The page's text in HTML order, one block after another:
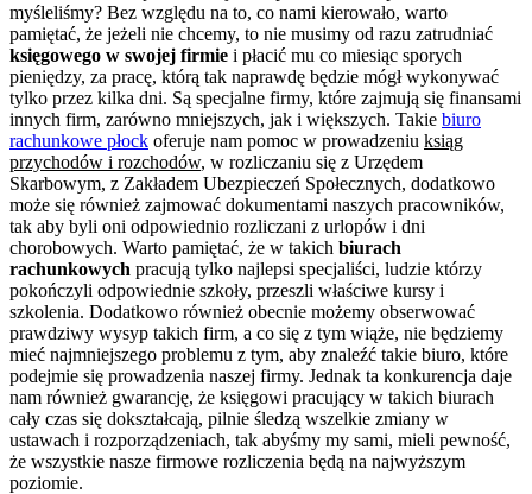
myśleliśmy? Bez względu na to, co nami kierowało, warto
pamiętać, że jeżeli nie chcemy, to nie musimy od razu zatrudniać
księgowego w swojej firmie i płacić mu co miesiąc sporych
pieniędzy, za pracę, którą tak naprawdę będzie mógł wykonywać
tylko przez kilka dni. Są specjalne firmy, które zajmują się finansami
innych firm, zarówno mniejszych, jak i większych. Takie biuro
rachunkowe płock oferuje nam pomoc w prowadzeniu ksiąg
przychodów i rozchodów, w rozliczaniu się z Urzędem
Skarbowym, z Zakładem Ubezpieczeń Społecznych, dodatkowo
może się również zajmować dokumentami naszych pracowników,
tak aby byli oni odpowiednio rozliczani z urlopów i dni
chorobowych. Warto pamiętać, że w takich biurach
rachunkowych pracują tylko najlepsi specjaliści, ludzie którzy
pokończyli odpowiednie szkoły, przeszli właściwe kursy i
szkolenia. Dodatkowo również obecnie możemy obserwować
prawdziwy wysyp takich firm, a co się z tym wiąże, nie będziemy
mieć najmniejszego problemu z tym, aby znaleźć takie biuro, które
podejmie się prowadzenia naszej firmy. Jednak ta konkurencja daje
nam również gwarancję, że księgowi pracujący w takich biurach
cały czas się dokształcają, pilnie śledzą wszelkie zmiany w
ustawach i rozporządzeniach, tak abyśmy my sami, mieli pewność,
że wszystkie nasze firmowe rozliczenia będą na najwyższym
poziomie.